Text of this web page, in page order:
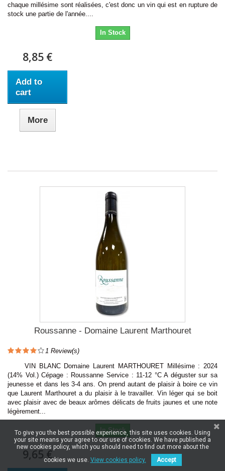
chaque millésime sont réalisées, c'est donc un vin qui est en rupture de
stock une partie de l'année....
In Stock
8,85 €
Add to
cart
More
Roussanne - Domaine Laurent Marthouret
1 Review(s)
VIN BLANC Domaine Laurent MARTHOURET Millésime : 2024
(14% Vol.) Cépage : Roussanne Service : 11-12 °C A déguster sur sa
jeunesse et dans les 3-4 ans. On prend autant de plaisir à boire ce vin
que Laurent Marthouret a du plaisir à le travailler. Vin léger qui se boit
avec plaisir avec de beaux arômes délicats de fruits jaunes et une note
légèrement...
In Stock
9,65 €
To give you the best possible experience, this site uses cookies. Using
your site means your agree to our use of cookies. We have published a
new cookies policy, which you should need to find out more about the
cookies we use. View cookies policy. Accept